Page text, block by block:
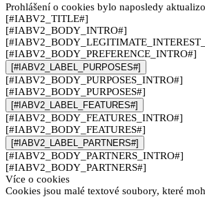
Prohlášení o cookies bylo naposledy
[#IABV2_TITLE#]
[#IABV2_BODY_INTRO#]
[#IABV2_BODY_PREFERENCE_INTRO#]
[#IABV2_LABEL_PURPOSES#]
[#IABV2_BODY_PURPOSES_INTRO#]
[#IABV2_BODY_PURPOSES#]
[#IABV2_LABEL_FEATURES#]
[#IABV2_BODY_FEATURES_INTRO#]
[#IABV2_BODY_FEATURES#]
[#IABV2_LABEL_PARTNERS#]
[#IABV2_BODY_PARTNERS_INTRO#]
[#IABV2_BODY_PARTNERS#]
Více o cookies
Cookies jsou malé textové soubory, které